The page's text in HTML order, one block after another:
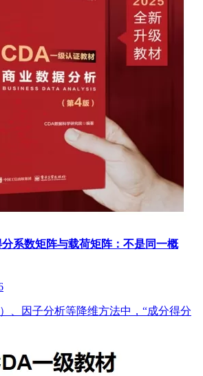
分系数矩阵与载荷矩阵：不是同一概
、因子分析等降维方法中，“成分得分